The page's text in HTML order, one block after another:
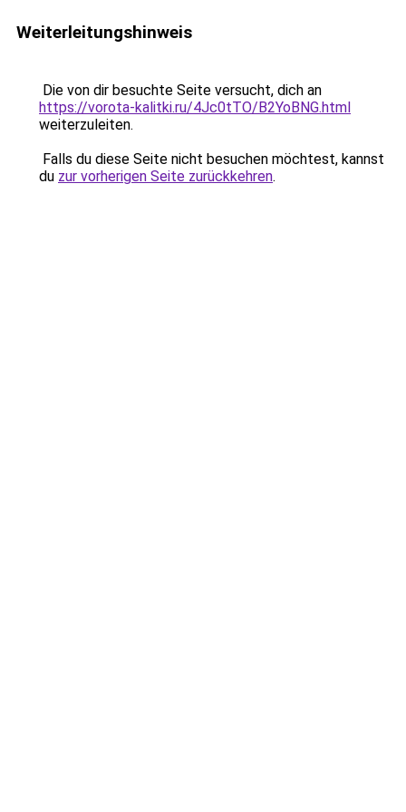
Weiterleitungshinweis
Die von dir besuchte Seite versucht, dich an
https://vorota-kalitki.ru/4Jc0tTO/B2YoBNG.html
weiterzuleiten.
Falls du diese Seite nicht besuchen möchtest, kannst
du zur vorherigen Seite zurückkehren.